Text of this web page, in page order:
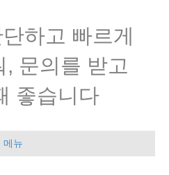
하고 빠르게
문의를 받고
좋습니다
메뉴